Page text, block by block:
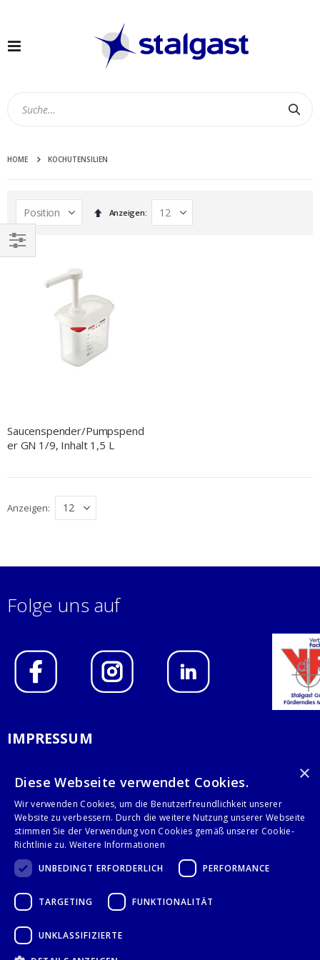
Navigation
HOME KOCHUTENSILIEN
In
absteigender
Anzeigen
Saucenspender/Pumpspend
er GN 1/9, Inhalt 1,5 L
Anzeigen
EINKAUFEN
Folge uns auf
IMPRESSUM
AGB
KONTAKT
Stalgast GmbH
28359 Bremen
+49 421 408844-0
×
Diese Webseite verwendet Cookies.
Wir verwenden Cookies, um die Benutzerfreundlichkeit unserer
Website zu verbessern. Durch die weitere Nutzung unserer Webseite
stimmen Sie der Verwendung von Cookies gemäß unserer Cookie-
Richtlinie zu. Weitere Informationen
UNBEDINGT ERFORDERLICH
PERFORMANCE
TARGETING FUNKTIONALITÄT
UNKLASSIFIZIERTE